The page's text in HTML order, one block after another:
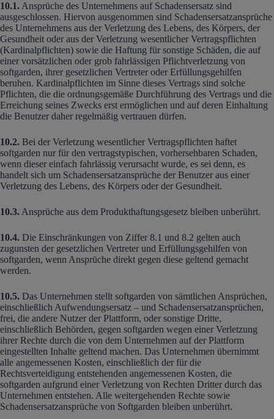
10.1. Ansprüche des Unternehmens auf Schadensersatz sind
ausgeschlossen. Hiervon ausgenommen sind Schadensersatzansprüche
des Unternehmens aus der Verletzung des Lebens, des Körpers, der
Gesundheit oder aus der Verletzung wesentlicher Vertragspflichten
(Kardinalpflichten) sowie die Haftung für sonstige Schäden, die auf
einer vorsätzlichen oder grob fahrlässigen Pflichtverletzung von
softgarden, ihrer gesetzlichen Vertreter oder Erfüllungsgehilfen
beruhen. Kardinalpflichten im Sinne dieses Vertrags sind solche
Pflichten, die die ordnungsgemäße Durchführung des Vertrags und die
Erreichung seines Zwecks erst ermöglichen und auf deren Einhaltung
die Benutzer daher regelmäßig vertrauen dürfen.
10.2. Bei der Verletzung wesentlicher Vertragspflichten haftet
softgarden nur für den vertragstypischen, vorhersehbaren Schaden,
wenn dieser einfach fahrlässig verursacht wurde, es sei denn, es
handelt sich um Schadensersatzansprüche der Benutzer aus einer
Verletzung des Lebens, des Körpers oder der Gesundheit.
10.3. Ansprüche aus dem Produkthaftungsgesetz bleiben unberührt.
10.4. Die Einschränkungen von Ziffer 8.1 und 8.2 gelten auch
zugunsten der gesetzlichen Vertreter und Erfüllungsgehilfen von
softgarden, wenn Ansprüche direkt gegen diese geltend gemacht
werden.
10.5. Das Unternehmen stellt softgarden von sämtlichen Ansprüchen,
einschließlich Aufwendungsersatz – und Schadensersatzansprüchen,
frei, die andere Nutzer der Plattform, oder sonstige Dritte,
einschließlich Behörden, gegen softgarden wegen einer Verletzung
ihrer Rechte durch die von dem Unternehmen auf der Plattform
eingestellten Inhalte geltend machen. Das Unternehmen übernimmt
alle angemessenen Kosten, einschließlich der für die
Rechtsverteidigung entstehenden angemessenen Kosten, die
softgarden aufgrund einer Verletzung von Rechten Dritter durch das
Unternehmen entstehen. Alle weitergehenden Rechte sowie
Schadensersatzansprüche von Softgarden bleiben unberührt.